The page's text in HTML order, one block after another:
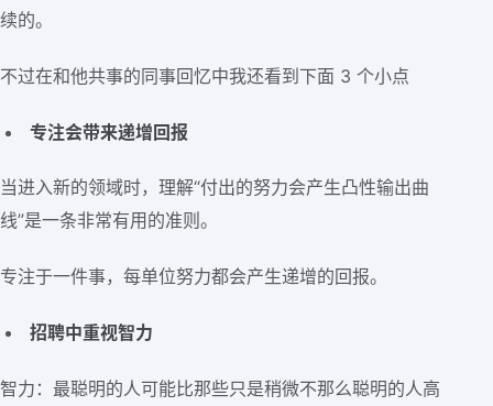
续的。
不过在和他共事的同事回忆中我还看到下面 3 个小点
专注会带来递增回报
当进入新的领域时，理解“付出的努力会产生凸性输出曲
线”是一条非常有用的准则。
专注于一件事，每单位努力都会产生递增的回报。
招聘中重视智力
智力：最聪明的人可能比那些只是稍微不那么聪明的人高